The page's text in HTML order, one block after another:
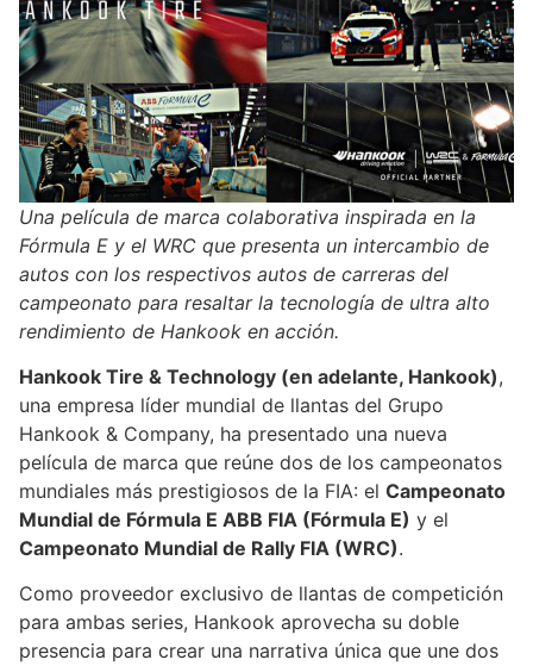
Una película de marca colaborativa inspirada en la
Fórmula E y el WRC que presenta un intercambio de
autos con los respectivos autos de carreras del
campeonato para resaltar la tecnología de ultra alto
rendimiento de Hankook en acción.
Hankook Tire & Technology (en adelante, Hankook),
una empresa líder mundial de llantas del Grupo
Hankook & Company, ha presentado una nueva
película de marca que reúne dos de los campeonatos
mundiales más prestigiosos de la FIA: el Campeonato
Mundial de Fórmula E ABB FIA (Fórmula E) y el
Campeonato Mundial de Rally FIA (WRC).
Como proveedor exclusivo de llantas de competición
para ambas series, Hankook aprovecha su doble
presencia para crear una narrativa única que une dos